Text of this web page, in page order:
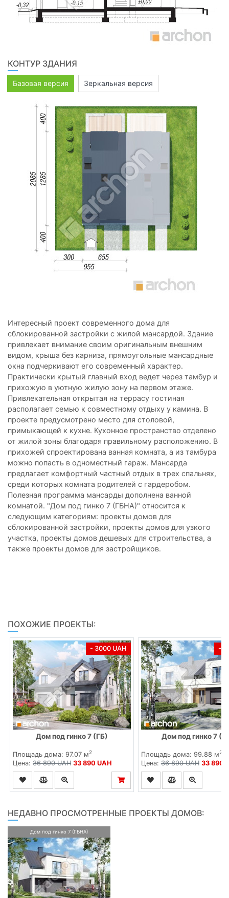
КОНТУР ЗДАНИЯ
Базовая версия Зеркальная версия
Интересный проект современного дома для
сблокированной застройки с жилой мансардой. Здание
привлекает внимание своим оригинальным внешним
видом, крыша без карниза, прямоугольные мансардные
окна подчеркивают его современный характер.
Практически крытый главный вход ведет через тамбур и
прихожую в уютную жилую зону на первом этаже.
Привлекательная открытая на террасу гостиная
располагает семью к совместному отдыху у камина. В
проекте предусмотрено место для столовой,
примыкающей к кухне. Кухонное пространство отделено
от жилой зоны благодаря правильному расположению. В
прихожей спроектирована ванная комната, а из тамбура
можно попасть в одноместный гараж. Мансарда
предлагает комфортный частный отдых в трех спальнях,
среди которых комната родителей с гардеробом.
Полезная программа мансарды дополнена ванной
комнатой. "Дом под гинко 7 (ГБНА)" относится к
следующим категориям: проекты домов для
сблокированной застройки, проекты домов для узкого
участка, проекты домов дешевых для строительства, а
также проекты домов для застройщиков.
ПОХОЖИЕ ПРОЕКТЫ:
- 3000 UAH
Дом под гинко 7 (ГБ)
Площадь дома: 97.07 м2
Цена: 36 890 UAH 33 890 UAH
-
Дом под гинко 7
Площадь дома: 99.88 м2
Цена:36 890 UAH 33 890
НЕДАВНО ПРОСМОТРЕННЫЕ ПРОЕКТЫ ДОМОВ:
Дом под гинко 7 (ГБНА)